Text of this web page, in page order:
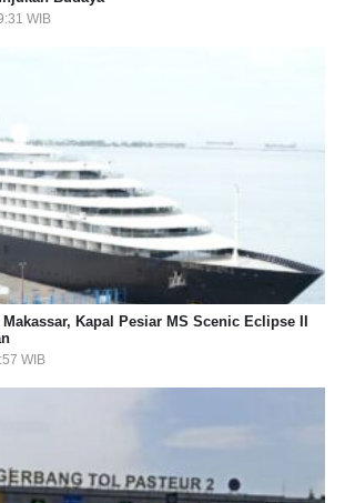
WIB
Kapal Pesiar MS Scenic Eclipse II
WIB